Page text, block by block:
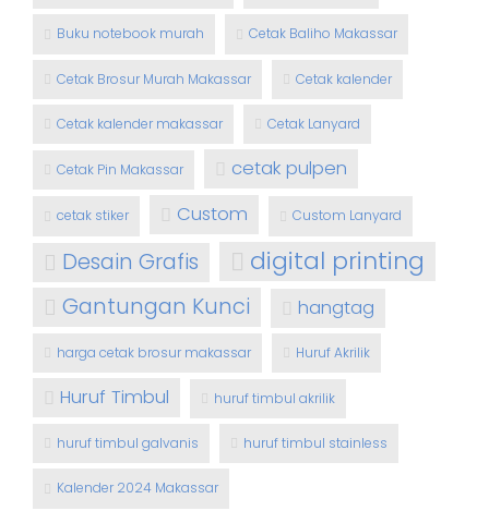
Buku notebook murah Cetak Baliho Makassar
Cetak Brosur Murah Makassar Cetak kalender
Cetak kalender makassar Cetak Lanyard
Cetak Pin Makassar cetak pulpen
cetak stiker Custom Custom Lanyard
Desain Grafis digital printing
Gantungan Kunci hangtag
harga cetak brosur makassar Huruf Akrilik
Huruf Timbul huruf timbul akrilik
huruf timbul galvanis huruf timbul stainless
Kalender 2024 Makassar